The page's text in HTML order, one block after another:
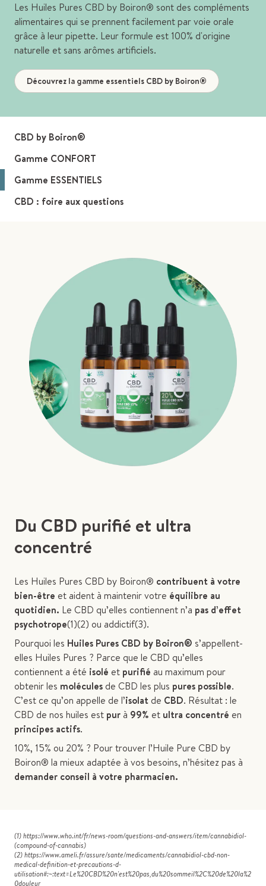
Les Huiles Pures CBD by Boiron® sont des compléments
alimentaires qui se prennent facilement par voie orale
grâce à leur pipette. Leur formule est 100% d'origine
naturelle et sans arômes artificiels.
Découvrez la gamme essentiels CBD by Boiron®
CBD by Boiron®
Gamme CONFORT
Gamme ESSENTIELS
CBD : foire aux questions
Du CBD purifié et ultra
concentré
Les Huiles Pures CBD by Boiron® contribuent à votre
bien-être et aident à maintenir votre équilibre au
quotidien. Le CBD qu’elles contiennent n’a pas d’effet
psychotrope(1)(2) ou addictif(3).
Pourquoi les Huiles Pures CBD by Boiron® s’appellent-
elles Huiles Pures ? Parce que le CBD qu’elles
contiennent a été isolé et purifié au maximum pour
obtenir les moléculesde CBD les plus pures possible.
C’est ce qu’on appelle de l’isolatde CBD. Résultat : le
CBD de nos huiles est purà 99% et ultra concentré en
principes actifs.
10%, 15% ou 20% ? Pour trouver l’Huile Pure CBD by
Boiron® la mieux adaptée à vos besoins, n’hésitez pas à
demander conseil à votre pharmacien.
(1) https://www.who.int/fr/news-room/questions-and-answers/item/cannabidiol-
(compound-of-cannabis)
(2) https://www.ameli.fr/assure/sante/medicaments/cannabidiol-cbd-non-
medical-definition-et-precautions-d-
utilisation#:~:text=Le%20CBD%20n'est%20pas,du%20sommeil%2C%20de%20la%2
0douleur